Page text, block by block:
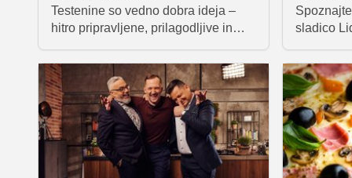
Testenine so vedno dobra ideja –
hitro pripravljene, prilagodljive in
pa postanejo prava kulinarična
tolažba. Zadiši po buči, gobah,
oreščkih in toplih omakah, ki nas
pogrejejo, ko se dnevi skrajšajo.
sladico
figami in
Privoščite
doživetje,